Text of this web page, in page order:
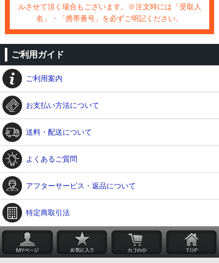
ルさせて頂く場合もございます。※注文時には「受取人
名」・「携帯番号」を必ずご明記ください。
ご利用ガイド
ご利用案内
お支払い方法について
送料・配送について
よくあるご質問
アフターサービス・返品について
特定商取引法